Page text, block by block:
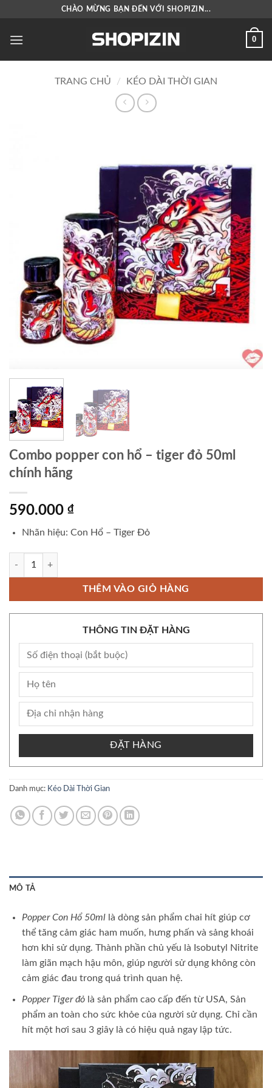
nội
CHÀO MỪNG BẠN ĐẾN VỚI SHOPIZIN...
0
TRANG CHỦ / KÉO DÀI THỜI GIAN
Combo popper con hổ – tiger đỏ 50ml
chính hãng
590.000 ₫
Nhãn hiệu: Con Hổ – Tiger Đỏ
Combo popper con hổ - tiger đỏ 50ml chính hãng số lượng
THÊM VÀO GIỎ HÀNG
THÔNG TIN ĐẶT HÀNG
ĐẶT HÀNG
Danh mục: Kéo Dài Thời Gian
MÔ TẢ
Popper Con Hổ 50mllà dòng sản phẩm chai hít giúp cơ
thể tăng cảm giác ham muốn, hưng phấn và sảng khoái
hơn khi sử dụng. Thành phần chủ yếu là Isobutyl Nitrite
làm giãn mạch hậu môn, giúp người sử dụng không còn
cảm giác đau trong quá trình quan hệ.
Popper Tiger đỏ là sản phẩm cao cấp đến từ USA, Sản
phẩm an toàn cho sức khỏe của người sử dụng. Chỉ cần
hít một hơi sau 3 giây là có hiệu quả ngay lập tức.